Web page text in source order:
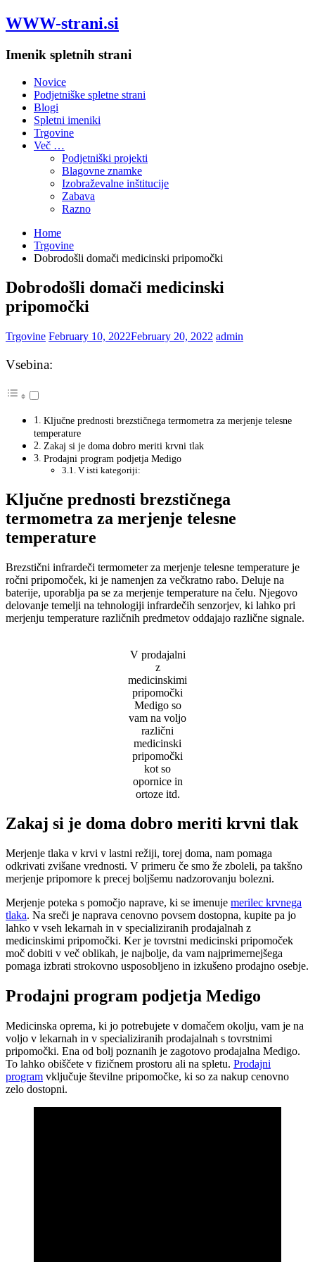
WWW-strani.si
Imenik spletnih strani
Novice
Podjetniške spletne strani
Blogi
Spletni imeniki
Trgovine
Več …
Podjetniški projekti
Blagovne znamke
Izobraževalne inštitucije
Zabava
Razno
Home
Trgovine
Dobrodošli domači medicinski pripomočki
Dobrodošli domači medicinski
pripomočki
Trgovine February 10, 2022February 20, 2022 admin
Vsebina:
Ključne prednosti brezstičnega termometra za merjenje telesne
temperature
Zakaj si je doma dobro meriti krvni tlak
Prodajni program podjetja Medigo
V isti kategoriji:
Ključne prednosti brezstičnega
termometra za merjenje telesne
temperature
Brezstični infrardeči termometer za merjenje telesne temperature je
ročni pripomoček, ki je namenjen za večkratno rabo. Deluje na
baterije, uporablja pa se za merjenje temperature na čelu. Njegovo
delovanje temelji na tehnologiji infrardečih senzorjev, ki lahko pri
merjenju temperature različnih predmetov oddajajo različne signale.
V prodajalni
z
medicinskimi
pripomočki
Medigo so
vam na voljo
različni
medicinski
pripomočki
kot so
opornice in
ortoze itd.
Zakaj si je doma dobro meriti krvni tlak
Merjenje tlaka v krvi v lastni režiji, torej doma, nam pomaga
odkrivati zvišane vrednosti. V primeru če smo že zboleli, pa takšno
merjenje pripomore k precej boljšemu nadzorovanju bolezni.
Merjenje poteka s pomočjo naprave, ki se imenuje merilec krvnega
tlaka. Na sreči je naprava cenovno povsem dostopna, kupite pa jo
lahko v vseh lekarnah in v specializiranih prodajalnah z
medicinskimi pripomočki. Ker je tovrstni medicinski pripomoček
moč dobiti v več oblikah, je najbolje, da vam najprimernejšega
pomaga izbrati strokovno usposobljeno in izkušeno prodajno osebje.
Prodajni program podjetja Medigo
Medicinska oprema, ki jo potrebujete v domačem okolju, vam je na
voljo v lekarnah in v specializiranih prodajalnah s tovrstnimi
pripomočki. Ena od bolj poznanih je zagotovo prodajalna Medigo.
To lahko obiščete v fizičnem prostoru ali na spletu. Prodajni
program vključuje številne pripomočke, ki so za nakup cenovno
zelo dostopni.